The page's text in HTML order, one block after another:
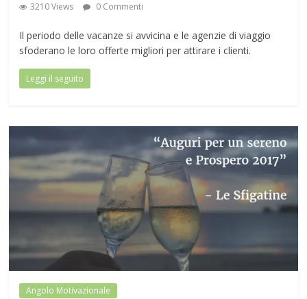
3210 Views 0 Commenti
Il periodo delle vacanze si avvicina e le agenzie di viaggio
sfoderano le loro offerte migliori per attirare i clienti.
Leggi il seguito
Angolo Motivazionale